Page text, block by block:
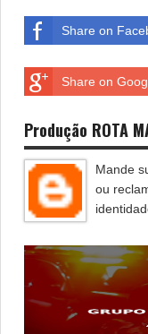
Share on
Share on
Produção ROTA
Mande
ou